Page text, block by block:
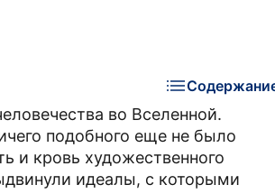
во Вселенной.
подобного еще не было
и кровь художественного
идеалы, с которыми